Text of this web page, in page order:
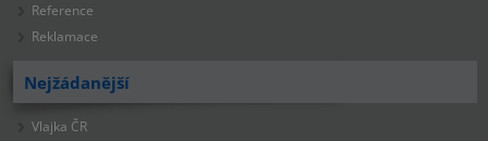
Reference
Reklamace
Nejžádanější
Vlajka ČR